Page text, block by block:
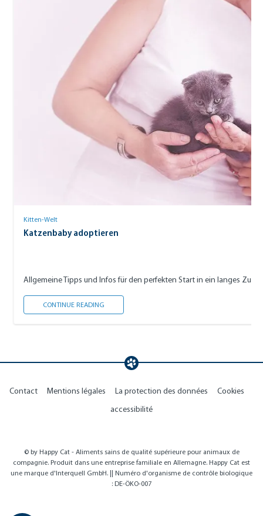
Kitten-Welt
Katzenbaby adoptieren
Allgemeine Tipps und Infos für den perfekten Start in ein langes
CONTINUE READING
Contact Mentions légales La protection des données
Cookies
accessibilité
© by Happy Cat - Aliments sains de qualité supérieure pour animaux de
compagnie. Produit dans une entreprise familiale en Allemagne. Happy Cat est
une marque d'Interquell GmbH. || Numéro d'organisme de contrôle biologique
: DE-ÖKO-007